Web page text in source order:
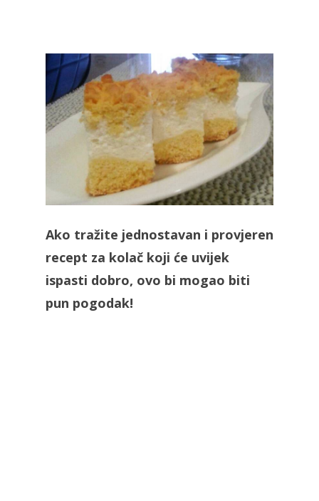
Ako tražite jednostavan i provjeren
recept za kolač koji će uvijek
ispasti dobro, ovo bi mogao biti
pun pogodak!